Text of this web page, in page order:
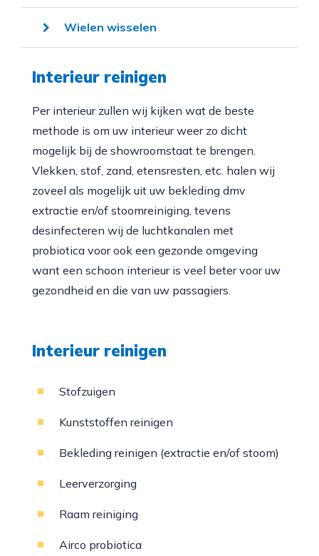
Interieur reinigen
Per interieur zullen wij kijken wat de beste
methode is om uw interieur weer zo dicht
mogelijk bij de showroomstaat te brengen.
Vlekken, stof, zand, etensresten, etc. halen wij
zoveel als mogelijk uit uw bekleding dmv
extractie en/of stoomreiniging, tevens
desinfecteren wij de luchtkanalen met
probiotica voor ook een gezonde omgeving
want een schoon interieur is veel beter voor uw
gezondheid en die van uw passagiers.
Interieur reinigen
Stofzuigen
Kunststoffen reinigen
Bekleding reinigen (extractie en/of stoom)
Leerverzorging
Raam reiniging
Airco probiotica
Wielen wisselen